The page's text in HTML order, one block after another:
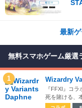
最新
無料スマホゲーム厳選
1 Wizardry
『FFXI』コ
死を賭ける、